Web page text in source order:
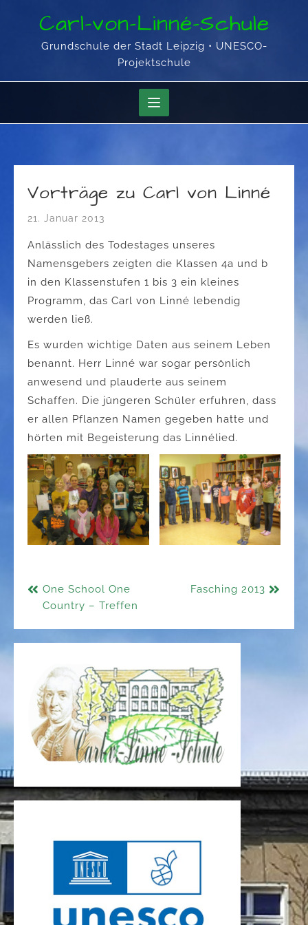
Carl-von-Linné-Schule
Grundschule der Stadt Leipzig • UNESCO-
Projektschule
Vorträge zu Carl von Linné
21. Januar 2013
Anlässlich des Todestages unseres
Namensgebers zeigten die Klassen 4a und b
in den Klassenstufen 1 bis 3 ein kleines
Programm, das Carl von Linné lebendig
werden ließ.
Es wurden wichtige Daten aus seinem Leben
benannt. Herr Linné war sogar persönlich
anwesend und plauderte aus seinem
Schaffen. Die jüngeren Schüler erfuhren, dass
er allen Pflanzen Namen gegeben hatte und
hörten mit Begeisterung das Linnélied.
Beitragsnavigation
One School One
Country – Treffen
Fasching 2013